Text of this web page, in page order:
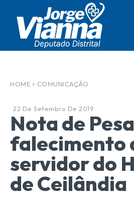
HOME COMUNICAÇÃO
22 De Setembro De 2019
Nota de
falecimento
servidor do
de Ceilândia